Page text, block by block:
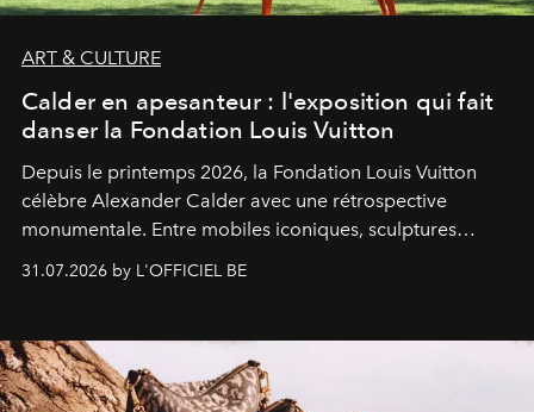
ART & CULTURE
Calder en apesanteur : l'exposition qui fait
danser la Fondation Louis Vuitton
Depuis le printemps 2026, la Fondation Louis Vuitton
célèbre Alexander Calder avec une rétrospective
monumentale. Entre mobiles iconiques, sculptures
monumentales et poésie du mouvement, l'artiste
américain investit les espaces imaginés par Frank Gehry
sculpture.
31.07.2026 by L'OFFICIEL BE